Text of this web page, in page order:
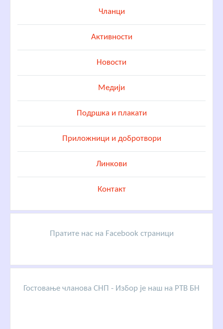
Чланци
Активности
Новости
Медији
Подршка и плакати
Приложници и добротвори
Линкови
Контакт
Пратите нас на Facebook страници
Гостовање чланова СНП - Избор је наш на РТВ БН